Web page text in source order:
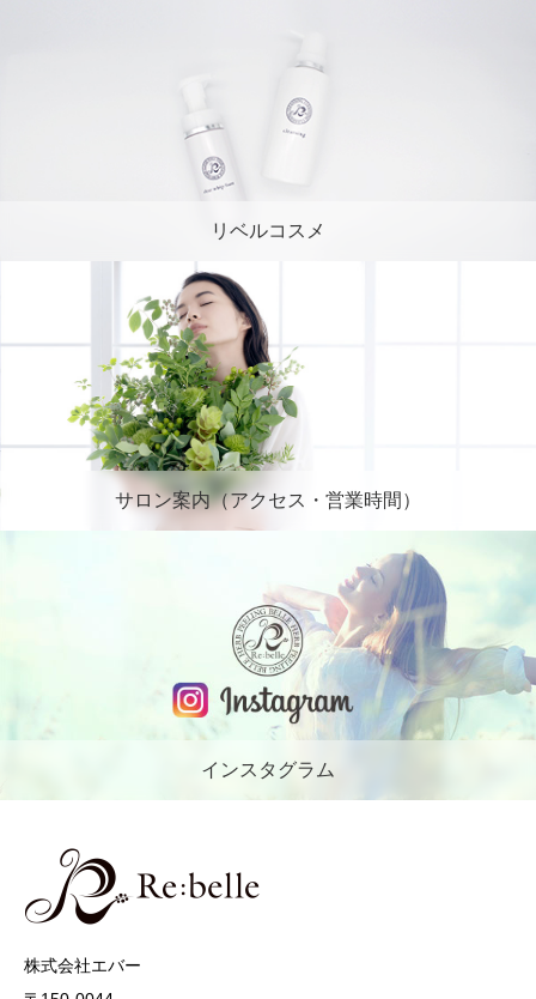
リベルコスメ
サロン案内（アクセス・営業時間）
インスタグラム
株式会社エバー